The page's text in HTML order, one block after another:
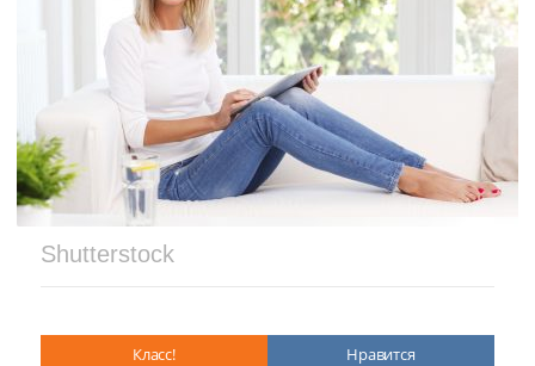
Shutterstock
Класс! Нравится